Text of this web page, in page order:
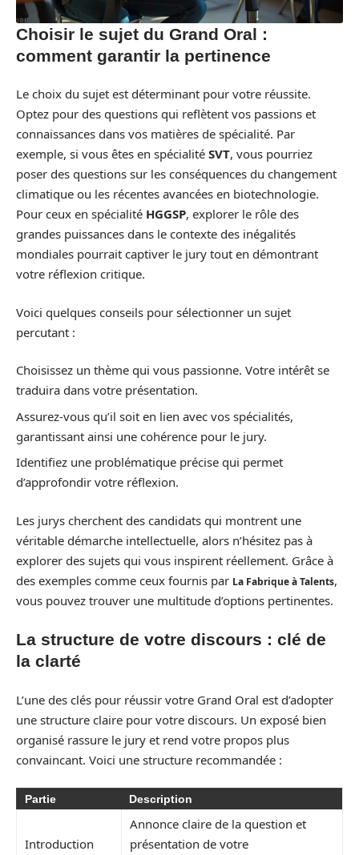
Choisir le sujet du Grand Oral :
comment garantir la pertinence
Le choix du sujet est déterminant pour votre réussite.
Optez pour des questions qui reflètent vos passions et
connaissances dans vos matières de spécialité. Par
exemple, si vous êtes en spécialité SVT, vous pourriez
poser des questions sur les conséquences du changement
climatique ou les récentes avancées en biotechnologie.
Pour ceux en spécialité HGGSP, explorer le rôle des
grandes puissances dans le contexte des inégalités
mondiales pourrait captiver le jury tout en démontrant
votre réflexion critique.
Voici quelques conseils pour sélectionner un sujet
percutant :
Choisissez un thème qui vous passionne. Votre intérêt se
traduira dans votre présentation.
Assurez-vous qu’il soit en lien avec vos spécialités,
garantissant ainsi une cohérence pour le jury.
Identifiez une problématique précise qui permet
d’approfondir votre réflexion.
Les jurys cherchent des candidats qui montrent une
véritable démarche intellectuelle, alors n’hésitez pas à
explorer des sujets qui vous inspirent réellement. Grâce à
des exemples comme ceux fournis par La Fabrique à Talents,
vous pouvez trouver une multitude d’options pertinentes.
La structure de votre discours : clé de
la clarté
L’une des clés pour réussir votre Grand Oral est d’adopter
une structure claire pour votre discours. Un exposé bien
organisé rassure le jury et rend votre propos plus
convaincant. Voici une structure recommandée :
Partie Description
Introduction
Annonce claire de la question et
présentation de votre